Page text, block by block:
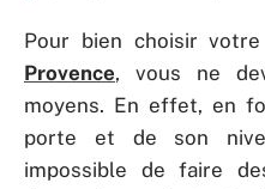
Pour bien choisir votre
Provence, vous ne
moyens. En effet, en
porte et de son
impossible de faire